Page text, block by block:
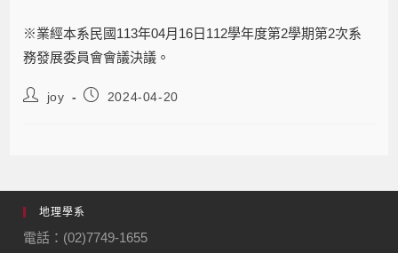
※業經本系民國113年04月16日112學年度第2學期第2次系
務發展委員會會議決議。
joy 2024-04-20
地理學系
電話：(02)7749-1655